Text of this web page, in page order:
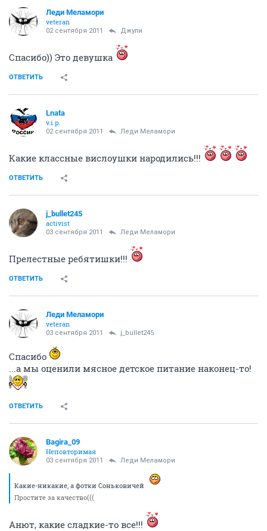
Леди Меламори
veteran
02 сентября 2011 Джули
Спасибо)) Это девушка
ОТВЕТИТЬ
Lnata
v.i.p.
02 сентября 2011 Леди Меламори
Какие классные вислоушки народились!!!
ОТВЕТИТЬ
j_bullet245
activist
03 сентября 2011 Леди Меламори
Прелестные ребятишки!!!
ОТВЕТИТЬ
Леди Меламори
veteran
03 сентября 2011 j_bullet245
Спасибо
...а мы оценили мясное детское питание наконец-то!
ОТВЕТИТЬ
Bagira_09
Неповторимая
03 сентября 2011 Леди Меламори
Какие-никакие, а фотки Соньковичей
Простите за качество(((
Анют, какие сладкие-то все!!!